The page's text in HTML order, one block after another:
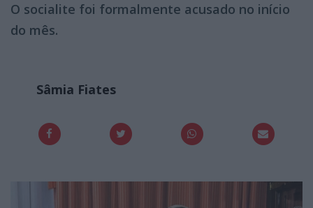
O socialite foi formalmente acusado no início
do mês.
Sâmia Fiates